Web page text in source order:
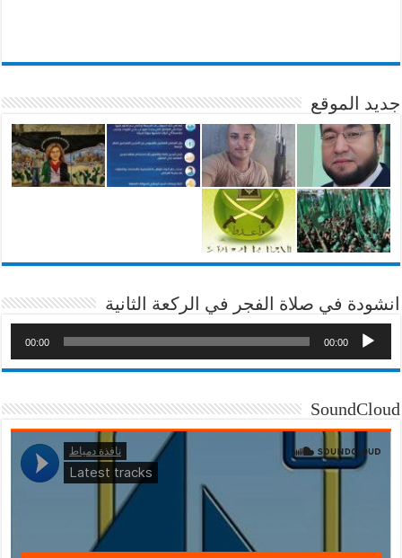
جديد الموقع
انشودة في صلاة الفجر في الركعة الثانية
00:00
00:00
SoundCloud